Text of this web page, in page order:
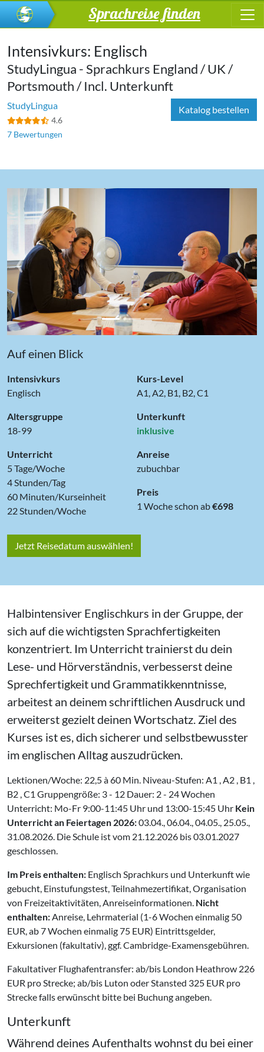
Sprachreise finden
Intensivkurs: Englisch
StudyLingua - Sprachkurs England / UK /
Portsmouth / Incl. Unterkunft
StudyLingua
4.6
7 Bewertungen
Katalog bestellen
‹ ›
Auf einen Blick
Intensivkurs
Englisch
Altersgruppe
18-99
Unterricht
5 Tage/Woche
4 Stunden/Tag
60 Minuten/Kurseinheit
22 Stunden/Woche
Kurs-Level
A1, A2, B1, B2, C1
Unterkunft
inklusive
Anreise
zubuchbar
Preis
1 Woche schon ab€698
Jetzt Reisedatum auswählen!
Halbintensiver Englischkurs in der Gruppe, der
sich auf die wichtigsten Sprachfertigkeiten
konzentriert. Im Unterricht trainierst du dein
Lese- und Hörverständnis, verbesserst deine
Sprechfertigkeit und Grammatikkenntnisse,
arbeitest an deinem schriftlichen Ausdruck und
erweiterst gezielt deinen Wortschatz. Ziel des
Kurses ist es, dich sicherer und selbstbewusster
im englischen Alltag auszudrücken.
Lektionen/Woche: 22,5 à 60 Min. Niveau-Stufen: A1 , A2 , B1 ,
B2 , C1 Gruppengröße: 3 - 12 Dauer: 2 - 24 Wochen
Unterricht: Mo-Fr 9:00-11:45 Uhr und 13:00-15:45 Uhr Kein
Unterricht an Feiertagen 2026:03.04., 06.04., 04.05., 25.05.,
31.08.2026. Die Schule ist vom 21.12.2026 bis 03.01.2027
geschlossen.
Im Preis enthalten: Englisch Sprachkurs und Unterkunft wie
gebucht, Einstufungstest, Teilnahmezertifikat, Organisation
von Freizeitaktivitäten, Anreiseinformationen. Nicht
enthalten: Anreise, Lehrmaterial (1-6 Wochen einmalig 50
EUR, ab 7 Wochen einmalig 75 EUR) Eintrittsgelder,
Exkursionen (fakultativ), ggf. Cambridge-Examensgebühren.
Fakultativer Flughafentransfer: ab/bis London Heathrow 226
EUR pro Strecke; ab/bis Luton oder Stansted 325 EUR pro
Strecke falls erwünscht bitte bei Buchung angeben.
Unterkunft
Während deines Aufenthalts wohnst du bei einer